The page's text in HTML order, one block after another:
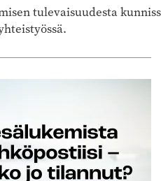
tulevaisuudesta